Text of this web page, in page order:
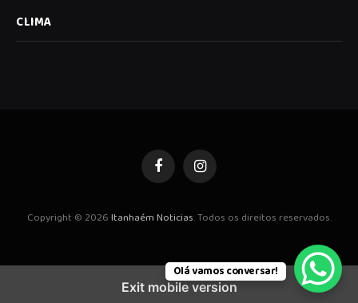
CLIMA
FacebookInstagram
Copyright © 2026Itanhaém Noticias. Todos os direitos reservados.
Olá vamos conversar!
Exit mobile version